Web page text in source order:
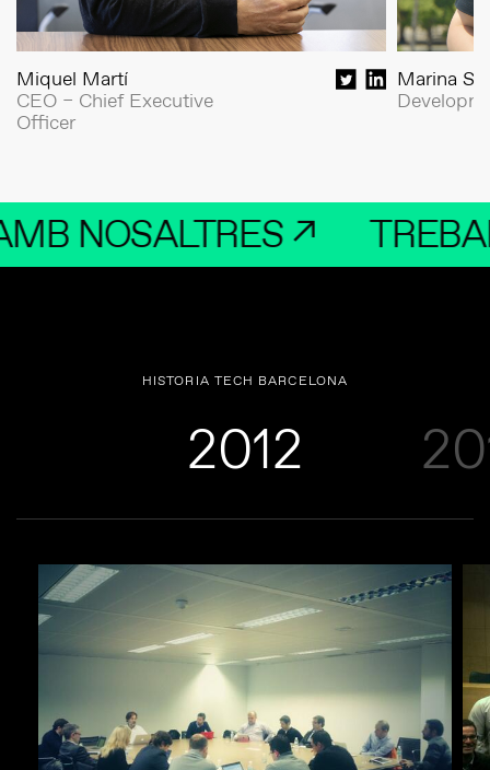
Miquel Martí
CEO – Chief Executive
Officer
Marina
↗ TREBALLA
HISTORIA TECH BARCELONA
2012